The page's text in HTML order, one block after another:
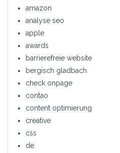
amazon
analyse seo
apple
awards
barrierefreie website
bergisch gladbach
check onpage
contao
content optimierung
creative
css
de